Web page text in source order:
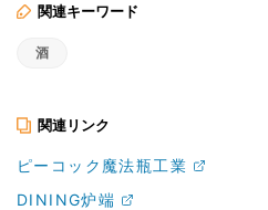
関連キーワード
酒
関連リンク
ピーコック魔法瓶工業
DINING炉端